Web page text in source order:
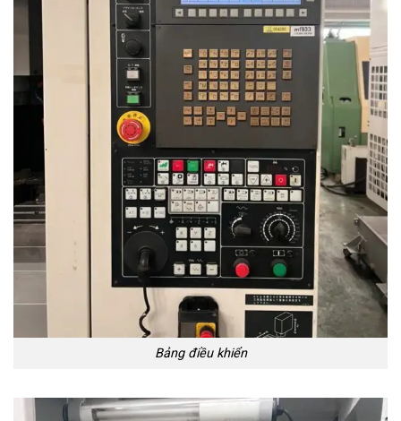
Bảng điều khiển